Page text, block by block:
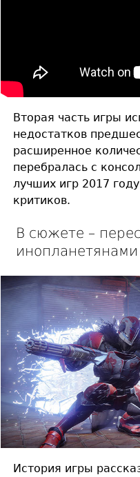
Вторая часть игры
недостатков
расширенное
перебралась с
лучших игр 2017
критиков.
В сюжете –
инопланетянами
История игры